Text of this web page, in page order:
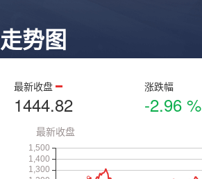
走势图
最新收盘
1444.82
涨跌幅
-2.96 %